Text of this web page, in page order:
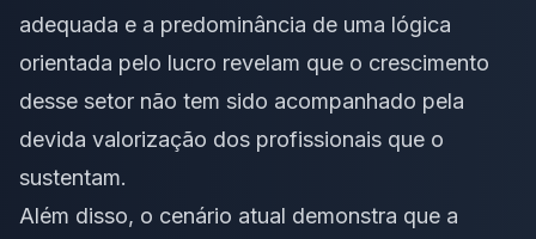
adequada e a predominância de uma lógica
orientada pelo lucro revelam que o crescimento
desse setor não tem sido acompanhado pela
devida valorização dos profissionais que o
sustentam.
Além disso, o cenário atual demonstra que a